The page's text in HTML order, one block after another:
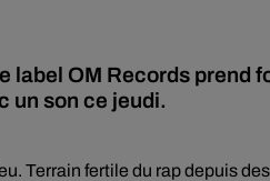
label OM Records prend
un son ce jeudi.
Terrain fertile du rap depuis